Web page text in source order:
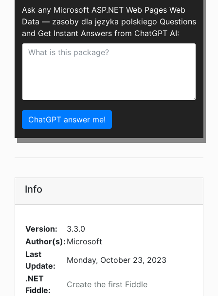
Ask any Microsoft ASP.NET Web Pages Web
Data — zasoby dla języka polskiego Questions
and Get Instant Answers from ChatGPT AI:
ChatGPT answer me!
Info
Version:
3.3.0
Author(s): Microsoft
Last
Update:
Monday, October 23, 2023
.NET
Fiddle:
Create the first Fiddle